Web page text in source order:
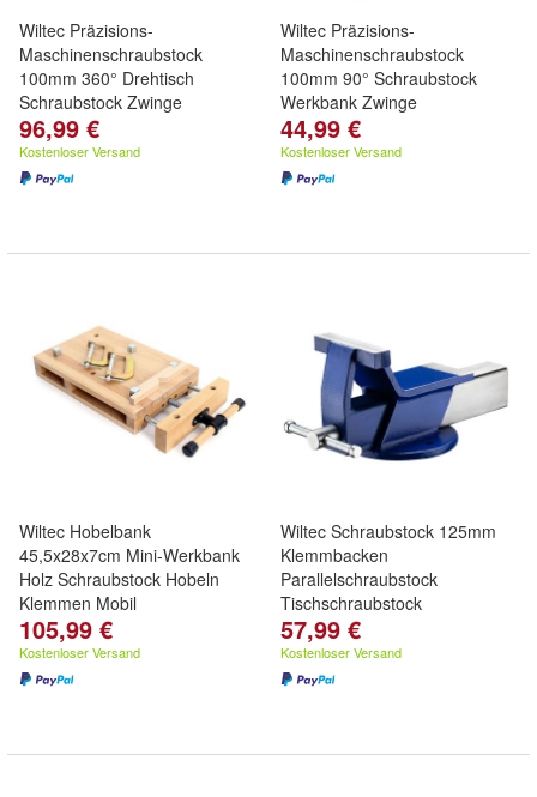
Wiltec Präzisions-
Maschinenschraubstock
100mm 360° Drehtisch
Schraubstock Zwinge
96,99 €
Kostenloser Versand
Wiltec Präzisions-
Maschinenschraubstock
100mm 90° Schraubstock
Werkbank Zwinge
44,99 €
Kostenloser Versand
Wiltec Hobelbank
45,5x28x7cm Mini-Werkbank
Holz Schraubstock Hobeln
Klemmen Mobil
105,99 €
Kostenloser Versand
Wiltec Schraubstock 125mm
Klemmbacken
Parallelschraubstock
Tischschraubstock
57,99 €
Kostenloser Versand